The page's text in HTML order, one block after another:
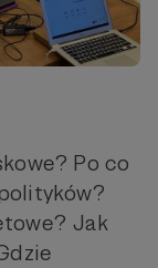
Po co
Jak